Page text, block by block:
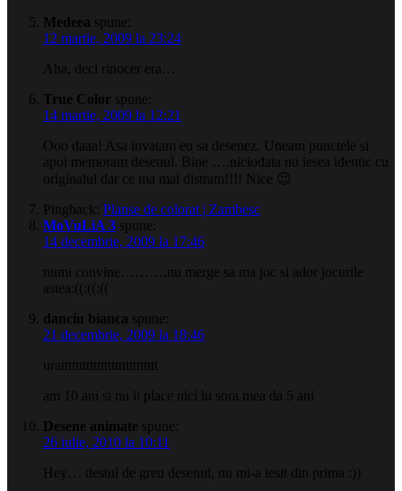
Medeea spune:
12 martie, 2009 la 23:24
Aha, deci rinocer era…
True Color spune:
14 martie, 2009 la 12:21
Ooo daaa! Asa invatam eu sa desenez. Uneam punctele si
apoi memoram desenul. Bine ….niciodata nu iesea identic cu
originalul dar ce ma mai distram!!!! Nice 😉
Pingback: Planse de colorat | Zambesc
MoVuLiA 3 spune:
14 decembrie, 2009 la 17:46
numi convine……….nu merge sa ma joc si ador jocurile
astea:((:((:((
danciu bianca spune:
21 decembrie, 2009 la 18:46
urattttttttttttttttttttttttttt
am 10 ani si nu ii place nici lu sora mea da 5 ani
Desene animate spune:
26 iulie, 2010 la 10:11
Hey… destul de greu desenul, nu mi-a iesit din prima :))